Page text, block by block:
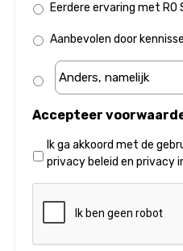
Eerdere ervaring met RO
Aanbevolen door
Accepteer
Ik ga akkoord met de
privacy beleid en privacy